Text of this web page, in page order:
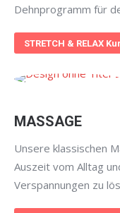
Dehnprogramm für
STRETCH & RELAX
MASSAGE
Unsere klassischen
Auszeit vom Alltag
Verspannungen zu